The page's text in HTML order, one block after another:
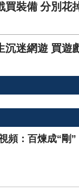
買裝備 分別花
頻：百煉成“剛”